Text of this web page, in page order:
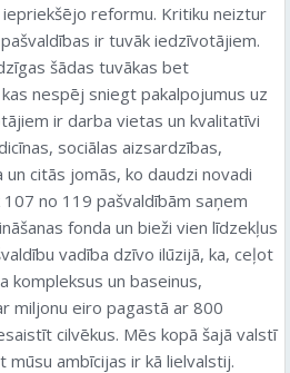
reformu. Kritiku neiztur
ir tuvāk iedzīvotājiem.
šādas tuvākas bet
nespēj sniegt pakalpojumus uz
ir darba vietas un kvalitatīvi
sociālas aizsardzības,
citās jomās, ko daudzi novadi
no 119 pašvaldībām saņem
fonda un bieži vien līdzekļus
vadība dzīvo ilūzijā, ka, ceļot
kompleksus un baseinus,
miljonu eiro pagastā ar 800
cilvēkus. Mēs kopā šajā valstī
mūsu ambīcijas ir kā lielvalstij.